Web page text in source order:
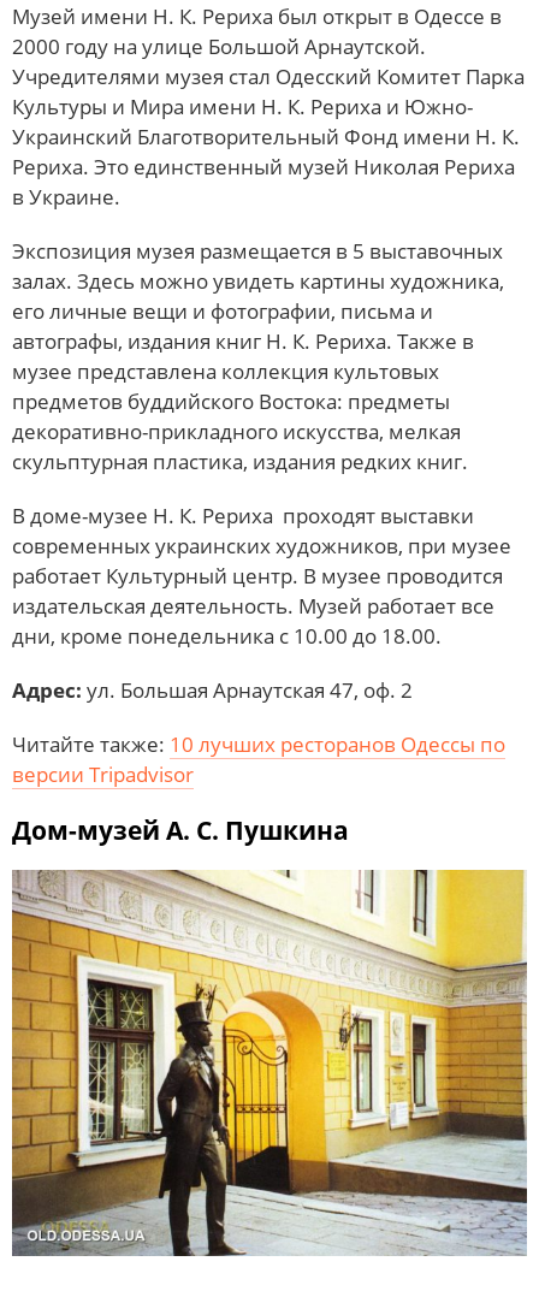
Музей имени Н. К. Рериха был открыт в Одессе в
2000 году на улице Большой Арнаутской.
Учредителями музея стал Одесский Комитет Парка
Культуры и Мира имени Н. К. Рериха и Южно-
Украинский Благотворительный Фонд имени Н. К.
Рериха. Это единственный музей Николая Рериха
в Украине.
Экспозиция музея размещается в 5 выставочных
залах. Здесь можно увидеть картины художника,
его личные вещи и фотографии, письма и
автографы, издания книг Н. К. Рериха. Также в
музее представлена коллекция культовых
предметов буддийского Востока: предметы
декоративно-прикладного искусства, мелкая
скульптурная пластика, издания редких книг.
В доме-музее Н. К. Рериха проходят выставки
современных украинских художников, при музее
работает Культурный центр. В музее проводится
издательская деятельность. Музей работает все
дни, кроме понедельника с 10.00 до 18.00.
Адрес: ул. Большая Арнаутская 47, оф. 2
Читайте также: 10 лучших ресторанов Одессы по
версии Tripadvisor
Дом-музей А. С. Пушкина